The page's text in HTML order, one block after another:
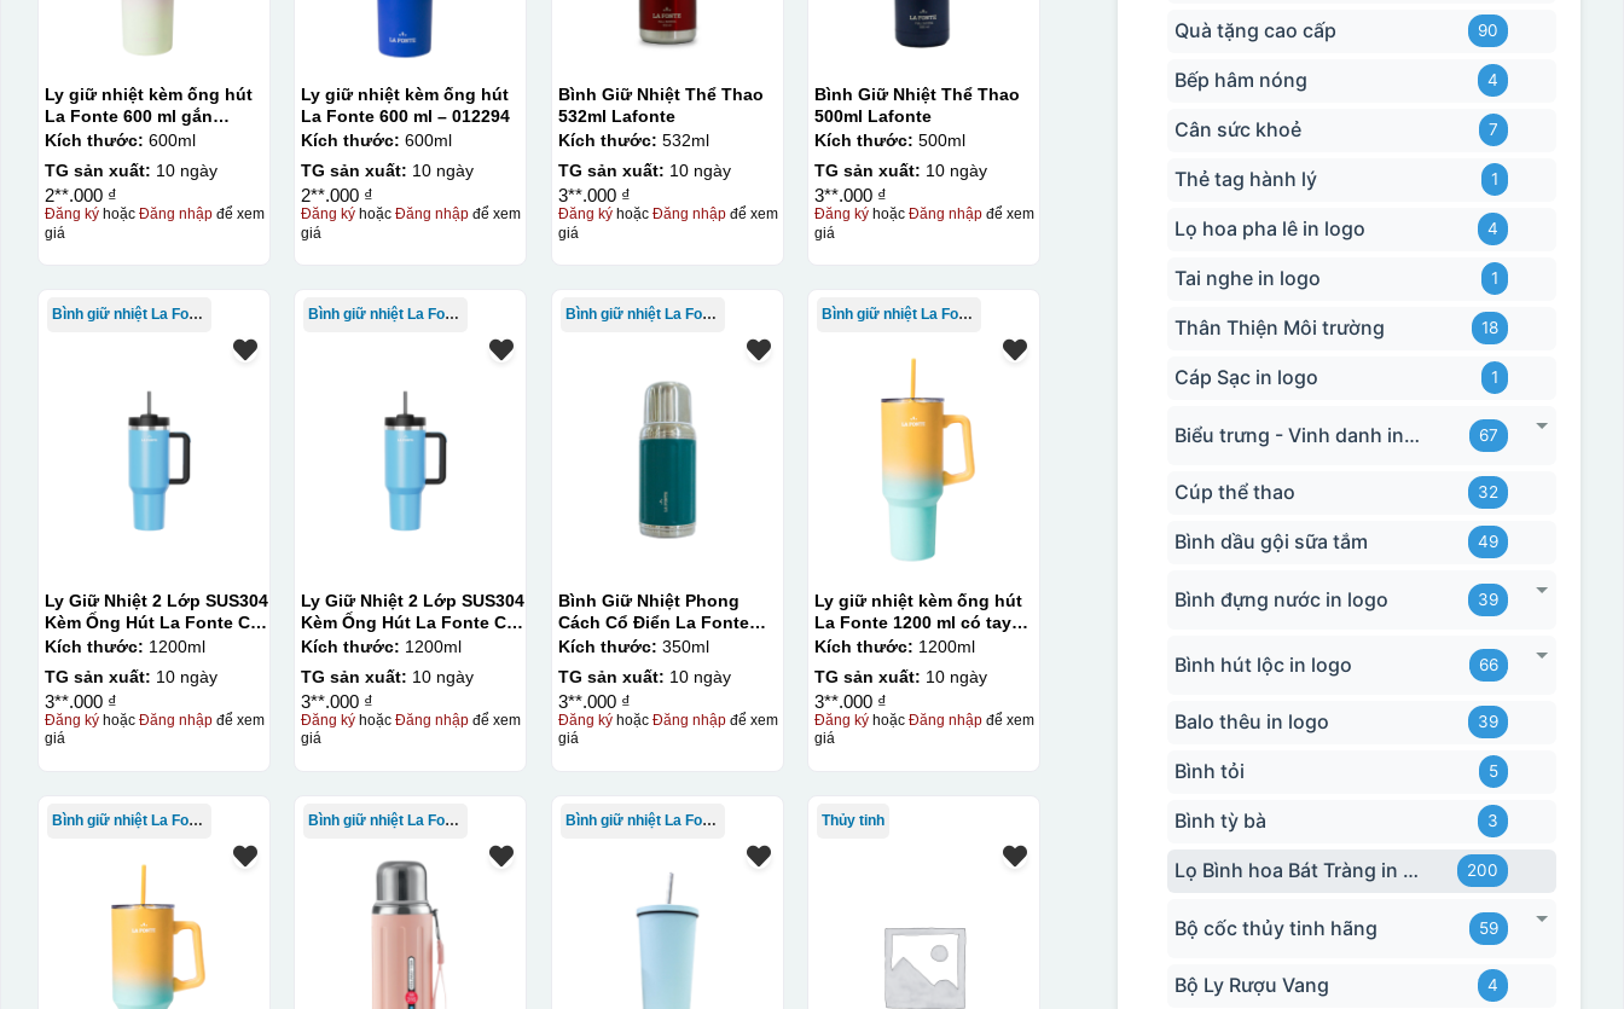
Ly giữ nhiệt kèm ống hút
La Fonte 600 ml gắn
sticker – 012294
Kích thước: 600ml
TG sản xuất: 10 ngày
2**.000 ₫
Đăng kýhoặc Đăng nhậpđể xem
giá
Ly giữ nhiệt kèm ống hút
La Fonte 600 ml – 012294
Kích thước: 600ml
TG sản xuất: 10 ngày
2**.000 ₫
Đăng ký hoặcĐăng nhập để xem
giá
Bình Giữ Nhiệt Thể Thao
532ml Lafonte
Kích thước: 532ml
TG sản xuất: 10 ngày
3**.000 ₫
Đăng kýhoặc Đăng nhậpđể xem
giá
Bình Giữ Nhiệt Thể Thao
500ml Lafonte
Kích thước: 500ml
TG sản xuất: 10 ngày
3**.000 ₫
Đăng ký hoặcĐăng nhập để xem
giá
Bình giữ nhiệt La Fonte
Ly Giữ Nhiệt 2 Lớp SUS304
Kèm Ống Hút La Fonte Có
Tay Cầm 1200ml
Kích thước: 1200ml
TG sản xuất: 10 ngày
3**.000 ₫
Đăng kýhoặc Đăng nhậpđể xem
giá
Bình giữ nhiệt La Fonte
Ly Giữ Nhiệt 2 Lớp SUS304
Kèm Ống Hút La Fonte Có
Tay Cầm 1200ml
Kích thước: 1200ml
TG sản xuất: 10 ngày
3**.000 ₫
Đăng ký hoặcĐăng nhập để xem
giá
Bình giữ nhiệt La Fonte
Bình Giữ Nhiệt Phong
Cách Cổ Điển La Fonte
350ml
Kích thước: 350ml
TG sản xuất: 10 ngày
3**.000 ₫
Đăng kýhoặc Đăng nhậpđể xem
giá
Bình giữ nhiệt La Fonte
Ly giữ nhiệt kèm ống hút
La Fonte 1200 ml có tay
cầm – 012317
Kích thước: 1200ml
TG sản xuất: 10 ngày
3**.000 ₫
Đăng ký hoặcĐăng nhập để xem
giá
Bình giữ nhiệt La Fonte Bình giữ nhiệt La Fonte Bình giữ nhiệt La Fonte Thủy tinh
Quà tặng cao cấp 90
Bếp hâm nóng 4
Cân sức khoẻ 7
Thẻ tag hành lý 1
Lọ hoa pha lê in logo 4
Tai nghe in logo 1
Thân Thiện Môi trường 18
Cáp Sạc in logo 1
Biểu trưng - Vinh danh in logo 67
Cúp thể thao 32
Bình dầu gội sữa tắm 49
Bình đựng nước in logo 39
Bình hút lộc in logo 66
Balo thêu in logo 39
Bình tỏi 5
Bình tỳ bà 3
Lọ Bình hoa Bát Tràng in logo 200
Bộ cốc thủy tinh hãng 59
Bộ Ly Rượu Vang 4